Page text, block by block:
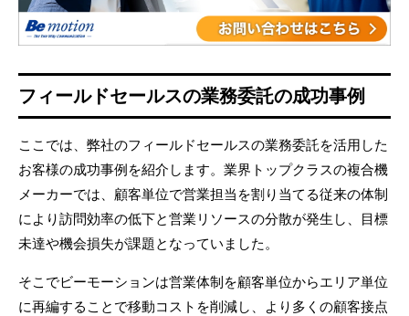
フィールドセールスの業務委託の成功事例
ここでは、弊社のフィールドセールスの業務委託を活用した
お客様の成功事例を紹介します。業界トップクラスの複合機
メーカーでは、顧客単位で営業担当を割り当てる従来の体制
により訪問効率の低下と営業リソースの分散が発生し、目標
未達や機会損失が課題となっていました。
そこでビーモーションは営業体制を顧客単位からエリア単位
に再編することで移動コストを削減し、より多くの顧客接点